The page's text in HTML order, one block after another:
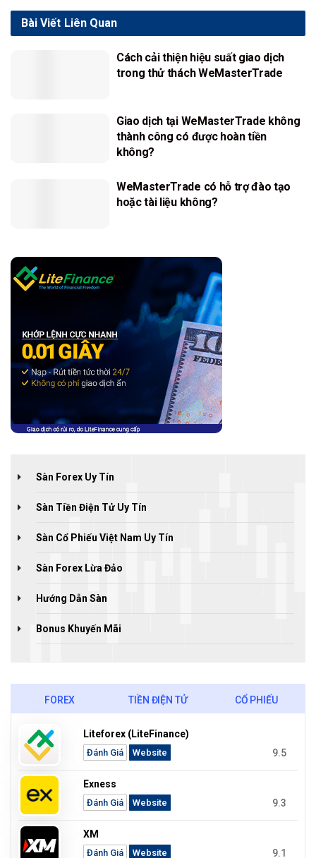
Liên Quan
Bài Viết
Cách cải thiện hiệu suất giao dịch
trong thử thách WeMasterTrade
Giao dịch tại WeMasterTrade không
thành công có được hoàn tiền
không?
WeMasterTrade có hỗ trợ đào tạo
hoặc tài liệu không?
Sàn Forex Uy Tín
Sàn Tiền Điện Tử Uy Tín
Sàn Cổ Phiếu Việt Nam Uy Tín
Sàn Forex Lừa Đảo
Hướng Dẫn Sàn
Bonus Khuyến Mãi
FOREX TIỀN ĐIỆN TỬ CỔ PHIẾU
Liteforex (LiteFinance)
Đánh Giá Website 9.5
Exness
Đánh Giá Website 9.3
XM
Đánh Giá Website 9.1